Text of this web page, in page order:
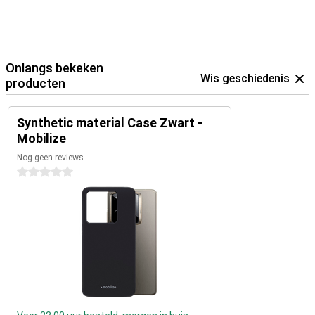
Onlangs bekeken
producten
Wis geschiedenis
Synthetic material Case Zwart -
Mobilize
Nog geen reviews
0 sterren